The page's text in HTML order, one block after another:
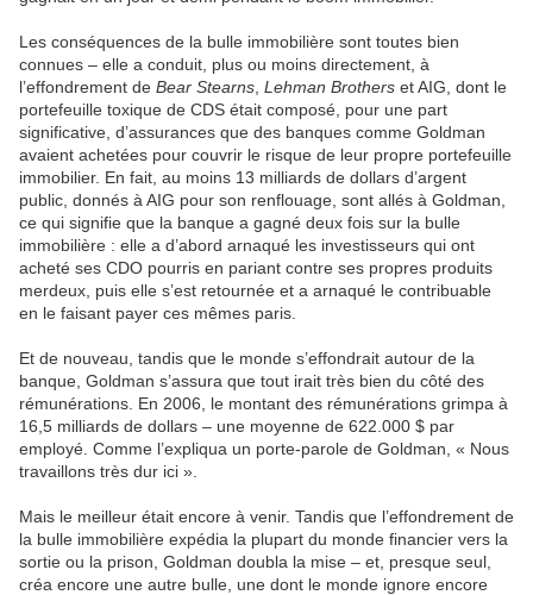
Les conséquences de la bulle immobilière sont toutes bien
connues – elle a conduit, plus ou moins directement, à
l’effondrement de Bear Stearns Lehman Brothers et AIG, dont le
portefeuille toxique de CDS était composé, pour une part
significative, d’assurances que des banques comme Goldman
avaient achetées pour couvrir le risque de leur propre portefeuille
immobilier. En fait, au moins 13 milliards de dollars d’argent
public, donnés à AIG pour son renflouage, sont allés à Goldman,
ce qui signifie que la banque a gagné deux fois sur la bulle
immobilière : elle a d’abord arnaqué les investisseurs qui ont
acheté ses CDO pourris en pariant contre ses propres produits
merdeux, puis elle s’est retournée et a arnaqué le contribuable
en le faisant payer ces mêmes paris.
Et de nouveau, tandis que le monde s’effondrait autour de la
banque, Goldman s’assura que tout irait très bien du côté des
rémunérations. En 2006, le montant des rémunérations grimpa à
16,5 milliards de dollars – une moyenne de 622.000 $ par
employé. Comme l’expliqua un porte-parole de Goldman, « Nous
travaillons très dur ici ».
Mais le meilleur était encore à venir. Tandis que l’effondrement de
la bulle immobilière expédia la plupart du monde financier vers la
sortie ou la prison, Goldman doubla la mise – et, presque seul,
créa encore une autre bulle, une dont le monde ignore encore